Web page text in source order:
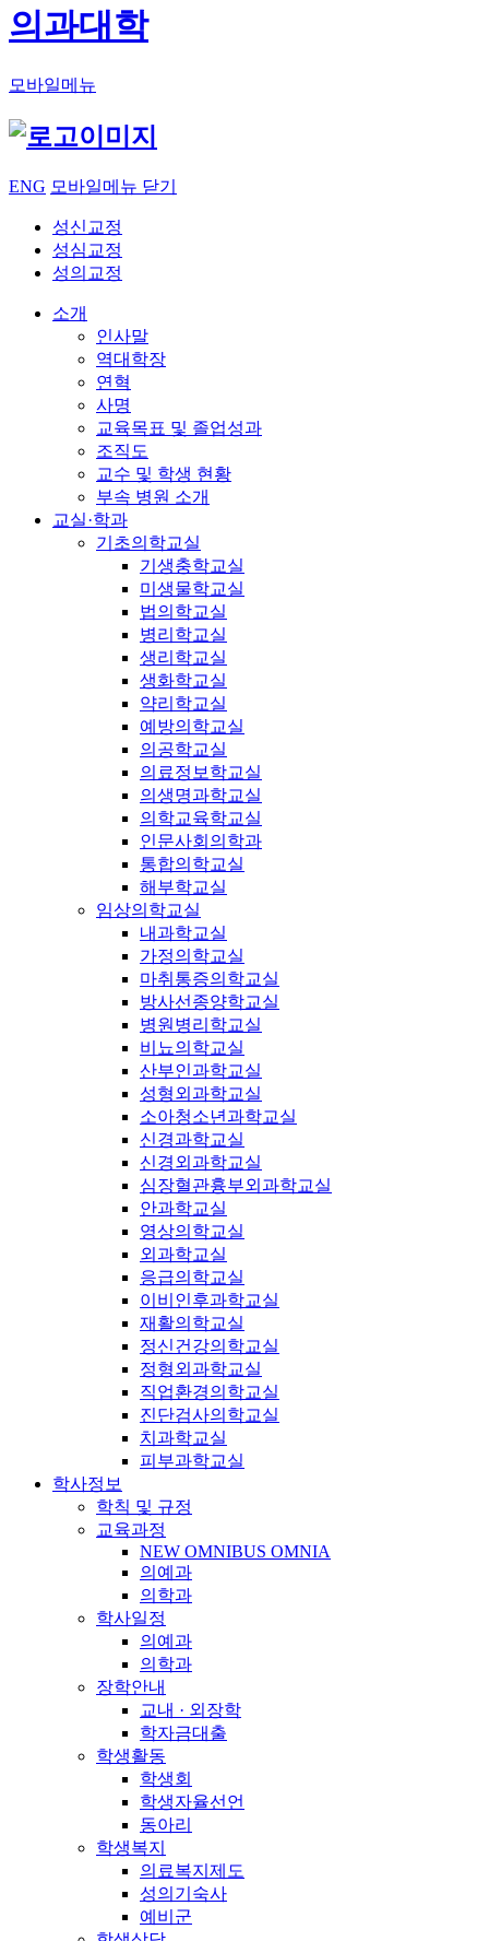
의과대학
모바일메뉴
ENG 모바일메뉴 닫기
성신교정
성심교정
성의교정
소개
인사말
역대학장
연혁
사명
교육목표 및 졸업성과
조직도
교수 및 학생 현황
부속 병원 소개
교실·학과
기초의학교실
기생충학교실
미생물학교실
법의학교실
병리학교실
생리학교실
생화학교실
약리학교실
예방의학교실
의공학교실
의료정보학교실
의생명과학교실
의학교육학교실
인문사회의학과
통합의학교실
해부학교실
임상의학교실
내과학교실
가정의학교실
마취통증의학교실
방사선종양학교실
병원병리학교실
비뇨의학교실
산부인과학교실
성형외과학교실
소아청소년과학교실
신경과학교실
신경외과학교실
심장혈관흉부외과학교실
안과학교실
영상의학교실
외과학교실
응급의학교실
이비인후과학교실
재활의학교실
정신건강의학교실
정형외과학교실
직업환경의학교실
진단검사의학교실
치과학교실
피부과학교실
학사정보
학칙 및 규정
교육과정
NEW OMNIBUS OMNIA
의예과
의학과
학사일정
의예과
의학과
장학안내
교내 · 외장학
학자금대출
학생활동
학생회
학생자율선언
동아리
학생복지
의료복지제도
성의기숙사
예비군